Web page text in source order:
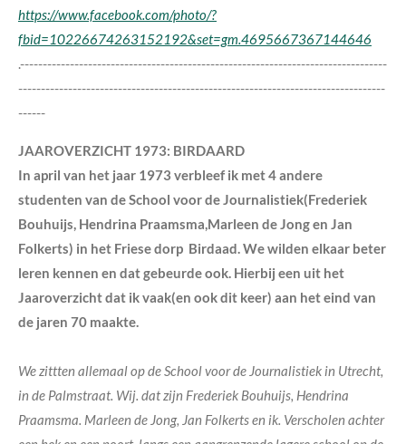
https://www.facebook.com/photo/?
fbid=10226674263152192&set=gm.4695667367144646
.---------------------------------------------------------------------------------
---------------------------------------------------------------------------------
------
JAAROVERZICHT 1973: BIRDAARD
In april van het jaar 1973 verbleef ik met 4 andere
studenten van de School voor de Journalistiek(Frederiek
Bouhuijs, Hendrina Praamsma,Marleen de Jong en Jan
Folkerts) in het Friese dorp Birdaad. We wilden elkaar beter
leren kennen en dat gebeurde ook. Hierbij een uit het
Jaaroverzicht dat ik vaak(en ook dit keer) aan het eind van
de jaren 70 maakte.
We zittten allemaal op de School voor de Journalistiek in Utrecht,
in de Palmstraat. Wij. dat zijn Frederiek Bouhuijs, Hendrina
Praamsma. Marleen de Jong, Jan Folkerts en ik. Verscholen achter